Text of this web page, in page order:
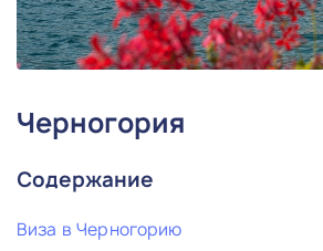
Черногория
Содержание
Виза в Черногорию